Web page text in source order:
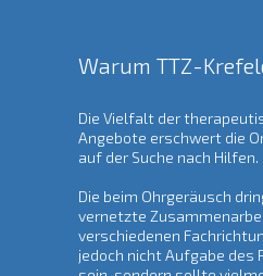
Warum TTZ-
Die Vielfalt der
Angebote erschwert die
auf der Suche nach Hilfen.
Die beim Ohrgeräusch
vernetzte
verschiedenen
jedoch nicht Aufgabe des